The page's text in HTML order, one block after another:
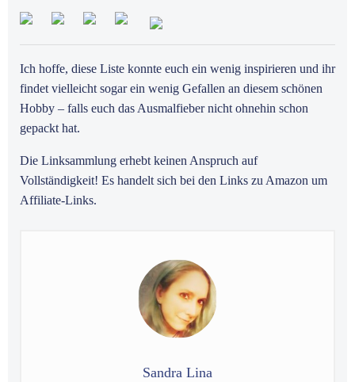
Ich hoffe, diese Liste konnte euch ein wenig inspirieren und ihr
findet vielleicht sogar ein wenig Gefallen an diesem schönen
Hobby – falls euch das Ausmalfieber nicht ohnehin schon
gepackt hat.
Die Linksammlung erhebt keinen Anspruch auf
Vollständigkeit! Es handelt sich bei den Links zu Amazon um
Affiliate-Links.
Sandra Lina